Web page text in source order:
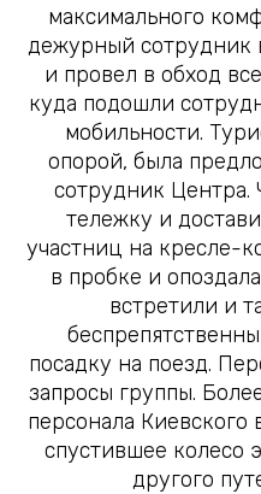
максимального
дежурный сотрудник
и провел в обход
куда подошли
мобильности.
опорой, была
сотрудник
тележку и
участниц на кресле-
в пробке и
встретили и
посадку на поезд.
запросы группы.
персонала Киевского
спустившее колесо
другого